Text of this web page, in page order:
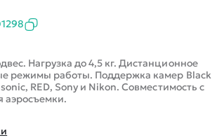
Нагрузка до 4,5 кг. Дистанционное
режимы работы. Поддержка камер Black
RED, Sony и Nikon. Совместимость с
аэросъемки.